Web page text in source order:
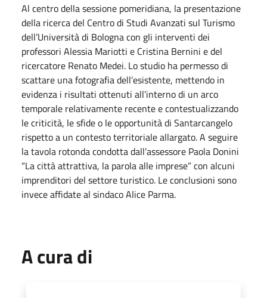
Al centro della sessione pomeridiana, la presentazione
della ricerca del Centro di Studi Avanzati sul Turismo
dell’Università di Bologna con gli interventi dei
professori Alessia Mariotti e Cristina Bernini e del
ricercatore Renato Medei. Lo studio ha permesso di
scattare una fotografia dell’esistente, mettendo in
evidenza i risultati ottenuti all’interno di un arco
temporale relativamente recente e contestualizzando
le criticità, le sfide o le opportunità di Santarcangelo
rispetto a un contesto territoriale allargato. A seguire
la tavola rotonda condotta dall’assessore Paola Donini
“La città attrattiva, la parola alle imprese” con alcuni
imprenditori del settore turistico. Le conclusioni sono
invece affidate al sindaco Alice Parma.
A cura di